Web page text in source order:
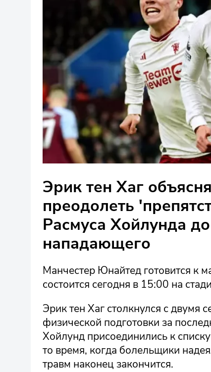
Эрик тен Хаг
преодолеть
Расмуса Хойлунда
нападающего
Манчестер Юнайтед готовится к
состоится сегодня в 15:00 на
Эрик тен Хаг столкнулся с двумя
физической подготовки за
Хойлунд присоединились к
то время, когда болельщики
травм наконец закончится.